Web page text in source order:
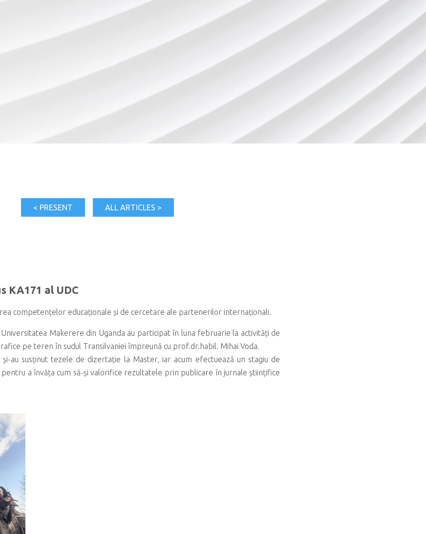
< PRESENT ALL ARTICLES >
KA171 al UDC
competențelor educaționale și de cercetare ale partenerilor internaționali.
Makerere din Uganda au participat în luna februarie la activități de
pe teren în sudul Transilvaniei împreună cu prof.dr.habil. Mihai Voda.
și-au susținut tezele de dizertație la Master, iar acum efectuează un stagiu de
pentru a învăța cum să-și valorifice rezultatele prin publicare în jurnale științifice